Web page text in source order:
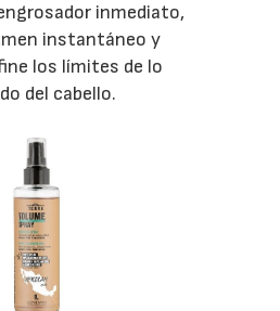
inmediato,
instantáneo y
los límites de lo
del cabello.